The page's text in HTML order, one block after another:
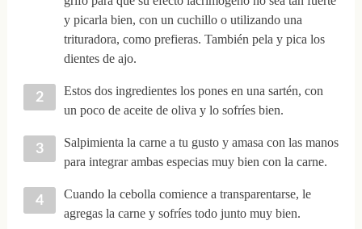
y picarla bien, con un cuchillo o utilizando una
trituradora, como prefieras. También pela y pica los
dientes de ajo.
Estos dos ingredientes los pones en una sartén, con
un poco de aceite de oliva y lo sofríes bien.
Salpimienta la carne a tu gusto y amasa con las manos
para integrar ambas especias muy bien con la carne.
Cuando la cebolla comience a transparentarse, le
agregas la carne y sofríes todo junto muy bien.